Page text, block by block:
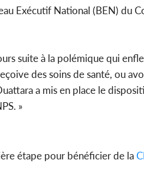
Exécutif National (BEN) du
suite à la polémique qui
des soins de santé, ou
a mis en place le
»
étape pour bénéficier de la